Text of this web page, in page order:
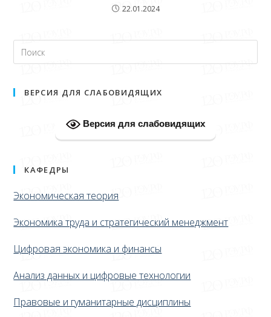
22.01.2024
ВЕРСИЯ ДЛЯ СЛАБОВИДЯЩИХ
Версия для слабовидящих
КАФЕДРЫ
Экономическая теория
Экономика труда и стратегический менеджмент
Цифровая экономика и финансы
Анализ данных и цифровые технологии
Правовые и гуманитарные дисциплины